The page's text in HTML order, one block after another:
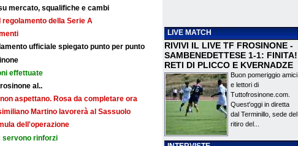
mercato, squalifiche e cambi
della Serie A
ufficiale spiegato punto per punto
effettuate
al..
aspettano. Rosa da completare ora
Martino lavorerà al Sassuolo
dell'operazione
servono rinforzi
LIVE MATCH
RIVIVI IL LIVE TF FROSINONE -
SAMBENEDETTESE 1-1: FINITA!
RETI DI PLICCO E KVERNADZE
Buon pomeriggio amici
e lettori di
Tuttofrosinone.com.
Quest'oggi in diretta
dal Terminillo, sede del
ritiro del...